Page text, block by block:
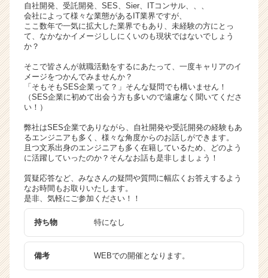
活
サ
イ
チ
ア
キ
ャ
ア
（C
h
e
e
r
C
a
r
e
自社開発、受託開発、SES、Sier、ITコンサル、、、
会社によって様々な業態があるIT業界ですが、
ここ数年で一気に拡大した業界でもあり、未経験の方にとっ
て、なかなかイメージししにくいのも現状ではないでしょう
か？
そこで皆さんが就職活動をするにあたって、一度キャリアのイ
メージをつかんでみませんか？
「そもそもSES企業って？」そんな疑問でも構いません！
（SES企業に初めて出会う方も多いので遠慮なく聞いてくださ
い！）
弊社はSES企業でありながら、自社開発や受託開発の経験もあ
るエンジニアも多く、様々な角度からのお話しができます。
且つ文系出身のエンジニアも多く在籍しているため、どのよう
に活躍していったのか？そんなお話も是非しましょう！
質疑応答など、みなさんの疑問や質問に幅広くお答えするよう
なお時間もお取りいたします。
是非、気軽にご参加ください！！
持ち物 特になし
備考 WEBでの開催となります。